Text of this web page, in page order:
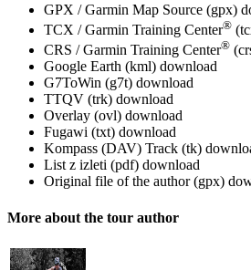
GPX / Garmin Map Source (gpx)
TCX / Garmin Training Center®
CRS / Garmin Training Center®
Google Earth (kml) download
G7ToWin (g7t) download
TTQV (trk) download
Overlay (ovl) download
Fugawi (txt) download
Kompass (DAV) Track (tk)
List z izleti (pdf) download
Original file of the author (gpx)
More about the tour author